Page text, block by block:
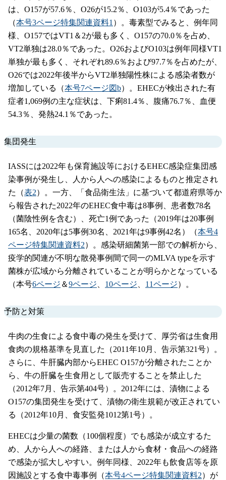
は、O157が57.6％、O26が15.2％、O103が5.4％であった
（本号3ページ特集関連資料1）。毒素型でみると、例年同
様、O157ではVT1＆2が最も多く、O157の70.0％を占め、
VT2単独は28.0％であった。O26およびO103は例年同様VT1
単独が最も多く、それぞれ89.6％および97.7％を占めたが、
O26では2022年後半からVT2単独陽性株による感染者数が
増加している（本号7ページ図b）。EHECが検出された有
症者1,069例の主な症状は、下痢81.4％、腹痛76.7％、血便
54.3％、発熱24.1％であった。
集団発生
IASSには2022年も保育施設等におけるEHEC感染症集団感
染事例が発生し、人から人への感染によるものと推定され
た（表2）。一方、「食品衛生法」に基づいて都道府県等か
ら報告された2022年のEHEC食中毒は8事例、患者数78名
（菌陰性例を含む）、死亡1例であった（2019年は20事例
165名、2020年は5事例30名、2021年は9事例42名）（本号4
ページ特集関連資料2）。感染研細菌第一部での解析から、
疫学的関連が不明な散発事例間で同一のMLVA typeを示す
菌株が広域から分離されていることが明らかとなっている
（本号6ページ ＆9ページ 10ページ 11ページ）。
予防と対策
牛肉の生食による食中毒の発生を受けて、厚労省は生食用
食肉の規格基準を見直した（2011年10月、告示第321号）。
さらに、牛肝臓内部からEHEC O157が分離されたことか
ら、牛の肝臓を生食用として販売することを禁止した
（2012年7月、告示第404号）。2012年には、漬物による
O157の集団発生を受けて、漬物の衛生規範が改正されてい
る（2012年10月、食安監発1012第1号）。
EHECは少量の菌数（100個程度）でも感染が成立するた
め、人から人への経路、または人から食材・食品への経路
で感染が拡大しやすい。例年同様、2022年も飲食店等を原
因施設とする食中毒事例（本号4ページ特集関連資料2）が